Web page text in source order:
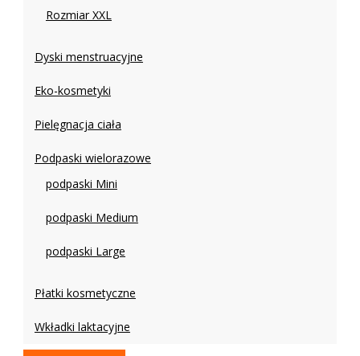
Rozmiar XXL
Dyski menstruacyjne
Eko-kosmetyki
Pielęgnacja ciała
Podpaski wielorazowe
podpaski Mini
podpaski Medium
podpaski Large
Płatki kosmetyczne
Wkładki laktacyjne